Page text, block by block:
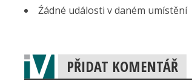
Źádné události v daném umístění
PŘIDAT KOMENTÁŘ